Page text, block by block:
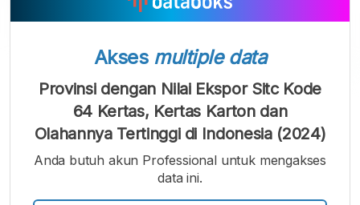
A
Font
Kecil
Font
Sedang
Font
Besar
Akses multiple data
Provinsi dengan Nilai Ekspor Sitc Kode
64 Kertas, Kertas Karton dan
Olahannya Tertinggi di Indonesia (2024)
Anda butuh akun Professional untuk mengakses
data ini.